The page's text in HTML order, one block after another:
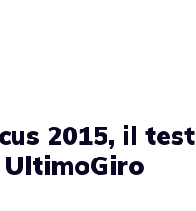
2015, il test